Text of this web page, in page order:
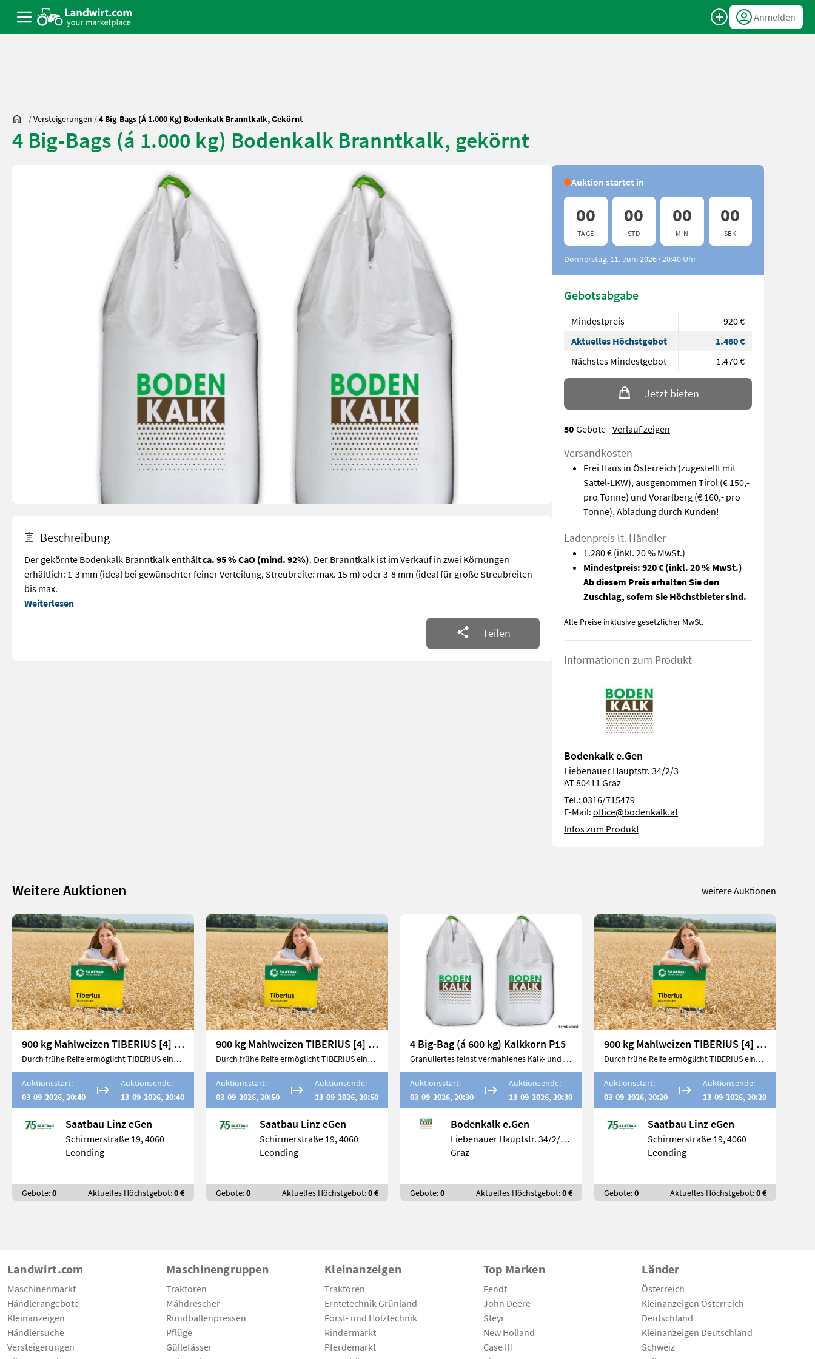
Anmelden
/Versteigerungen /4 Big-Bags (á 1.000 Kg) Bodenkalk Branntkalk, Gekörnt
4 Big-Bags (á 1.000 kg) Bodenkalk Branntkalk, gekörnt
Beschreibung
Der gekörnte Bodenkalk Branntkalk enthältca. 95 % CaO (mind. 92%). Der Branntkalk ist im Verkauf in zwei Körnungen
erhältlich: 1-3 mm (ideal bei gewünschter feiner Verteilung, Streubreite: max. 15 m) oder 3-8 mm (ideal für große Streubreiten
bis max.
Weiterlesen
Teilen
Auktion startet in
00
TAGE
00
STD
00
MIN
00
SEK
Donnerstag, 11. Juni 2026 · 20:40 Uhr
Gebotsabgabe
Mindestpreis
920 €
Aktuelles Höchstgebot
1.460 €
Nächstes Mindestgebot
1.470 €
Jetzt bieten
50 Gebote-Verlauf zeigen
Versandkosten
Frei Haus in Österreich (zugestellt mit
Sattel-LKW), ausgenommen Tirol (€ 150,-
pro Tonne) und Vorarlberg (€ 160,- pro
Tonne), Abladung durch Kunden!
Ladenpreis lt. Händler
1.280 € (inkl. 20 % MwSt.)
Mindestpreis: 920 €(inkl. 20 % MwSt.)
Ab diesem Preis erhalten Sie den
Zuschlag, sofern Sie Höchstbieter sind.
Alle Preise inklusive gesetzlicher MwSt.
Informationen zum Produkt
Bodenkalk e.Gen
Liebenauer Hauptstr. 34/2/3
AT 80411 Graz
Tel.: 0316/715479
E-Mail: office@bodenkalk.at
Infos zum Produkt
Weitere Auktionen weitere Auktionen
900 kg Mahlweizen TIBERIUS [4] (für ca. 5 Hektar)
Durch frühe Reife ermöglicht TIBERIUS eine zügige Ernte
Auktionsstart:
03-09-2026, 20:40
Auktionsende:
13-09-2026, 20:40
Saatbau Linz eGen
Schirmerstraße 19, 4060
Leonding
Gebote:0 Aktuelles Höchstgebot:0 €
900 kg Mahlweizen TIBERIUS [4] (für ca. 5 Hektar)
Durch frühe Reife ermöglicht TIBERIUS eine zügige Ernte
Auktionsstart:
03-09-2026, 20:50
Auktionsende:
13-09-2026, 20:50
Saatbau Linz eGen
Schirmerstraße 19, 4060
Leonding
Gebote:0 Aktuelles Höchstgebot:0 €
4 Big-Bag (á 600 kg) Kalkkorn P15
Granuliertes feinst vermahlenes Kalk- und Phosphatgestein
Auktionsstart:
03-09-2026, 20:30
Auktionsende:
13-09-2026, 20:30
Bodenkalk e.Gen
Liebenauer Hauptstr. 34/2/3, 80411
Graz
Gebote:0 Aktuelles Höchstgebot:0 €
900 kg Mahlweizen TIBERIUS [4] (für ca. 5 Hektar)
Durch frühe Reife ermöglicht TIBERIUS eine zügige Ernte
Auktionsstart:
03-09-2026, 20:20
Auktionsende:
13-09-2026, 20:20
Saatbau Linz eGen
Schirmerstraße 19, 4060
Leonding
Gebote:0 Aktuelles Höchstgebot:0 €
Landwirt.com
Maschinenmarkt
Händlerangebote
Kleinanzeigen
Händlersuche
Versteigerungen
Maschinengruppen
Traktoren
Mähdrescher
Rundballenpressen
Pflüge
Güllefässer
Kleinanzeigen
Traktoren
Erntetechnik Grünland
Forst- und Holztechnik
Rindermarkt
Pferdemarkt
Top Marken
Fendt
John Deere
Steyr
New Holland
Case IH
Länder
Österreich
Kleinanzeigen Österreich
Deutschland
Kleinanzeigen Deutschland
Schweiz